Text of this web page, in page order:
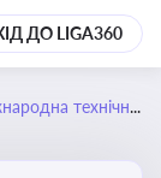
ДО LIGA360
технічна допомога